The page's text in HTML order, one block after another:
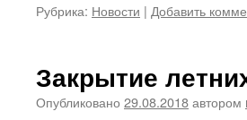
Рубрика: Новости | Добавить
Закрытие
Опубликовано 29.08.2018автором